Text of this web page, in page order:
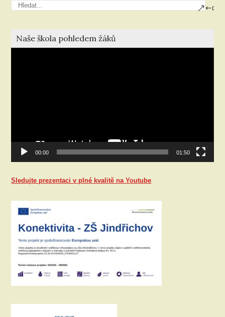
Naše škola pohledem žáků
00:00 01:50
Sledujte prezentaci v plné kvalitě na Youtube